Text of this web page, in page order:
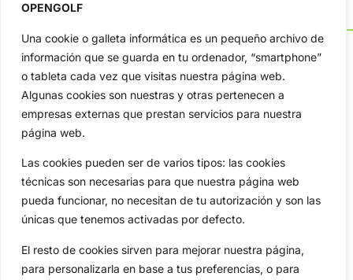
OPENGOLF
Una cookie o galleta informática es un pequeño archivo de
información que se guarda en tu ordenador, “smartphone”
o tableta cada vez que visitas nuestra página web.
Algunas cookies son nuestras y otras pertenecen a
empresas externas que prestan servicios para nuestra
página web.
Las cookies pueden ser de varios tipos: las cookies
técnicas son necesarias para que nuestra página web
pueda funcionar, no necesitan de tu autorización y son las
únicas que tenemos activadas por defecto.
El resto de cookies sirven para mejorar nuestra página,
para personalizarla en base a tus preferencias, o para
OpenGolf ofrece toda la actualidad, información del golf
profesional y amateur, resultados en directo, vídeos, noticias,
Jon Rahm, LIV Golf, PGA Tour, Ryder Cup, DP World Tour, LPGA
Categorias
Inicio
Actualidad
Circuitos
Especiales
Jon Rahm
Ryder Cup
Vídeos
De Interés